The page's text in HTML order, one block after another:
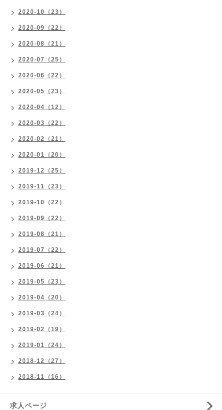
2020-10（23）
2020-09（22）
2020-08（21）
2020-07（25）
2020-06（22）
2020-05（23）
2020-04（12）
2020-03（22）
2020-02（21）
2020-01（20）
2019-12（25）
2019-11（23）
2019-10（22）
2019-09（22）
2019-08（21）
2019-07（22）
2019-06（21）
2019-05（23）
2019-04（20）
2019-03（24）
2019-02（19）
2019-01（24）
2018-12（27）
2018-11（16）
求人ページ